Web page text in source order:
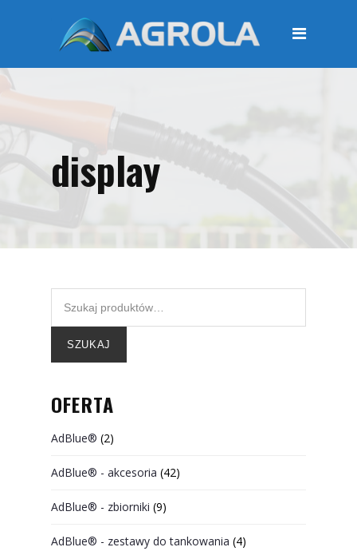
STRONA GŁÓWNA
OFERTA
Moje konto
display
SZUKAJ
OFERTA
AdBlue® (2)
AdBlue® - akcesoria (42)
AdBlue® - zbiorniki (9)
AdBlue® - zestawy do tankowania (4)